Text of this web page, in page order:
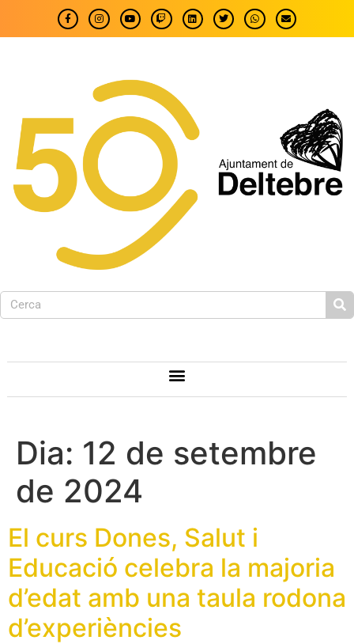
Dia: 12 de setembre
de 2024
El curs Dones, Salut i
Educació celebra la majoria
d’edat amb una taula rodona
d’experiències